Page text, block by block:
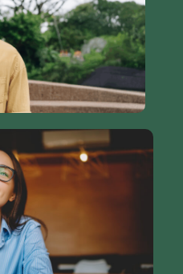
d’écosystèmes
entrepreneuriales
de concours, soirées,
de tiers-lieux. Nous
vos projets et vos
professionnelles
sur des thématiques
public, management